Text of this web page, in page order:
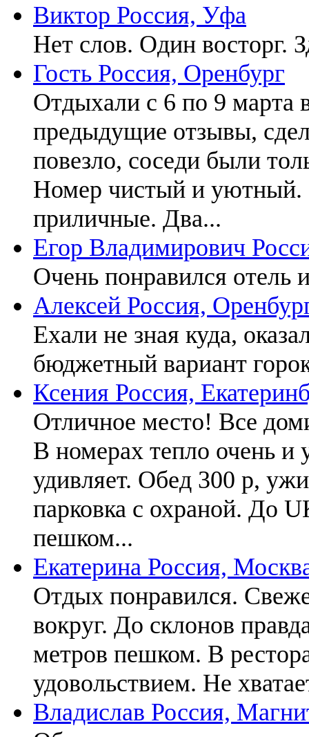
Виктор Россия, Уфа
Нет слов. Один восторг.
Гость Россия, Оренбург
Отдыхали с 6 по 9 марта
предыдущие отзывы,
повезло, соседи были
Номер чистый и уютный.
приличные. Два...
Егор Владимирович
Очень понравился отель
Алексей Россия,
Ехали не зная куда,
бюджетный вариант
Ксения Россия,
Отличное место! Все
В номерах тепло очень и
удивляет. Обед 300 р,
парковка с охраной. До
пешком...
Екатерина Россия,
Отдых понравился.
вокруг. До склонов
метров пешком. В
удовольствием. Не
Владислав Россия,